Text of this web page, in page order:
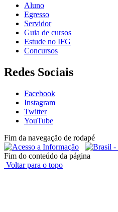
Aluno
Egresso
Servidor
Guia de cursos
Estude no IFG
Concursos
Redes Sociais
Facebook
Instagram
Twitter
YouTube
Fim da navegação de rodapé
Fim do conteúdo da página
Voltar para o topo